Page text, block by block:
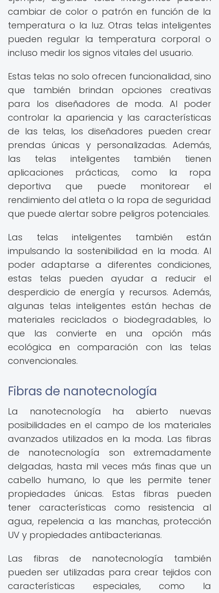
cambiar de color o patrón en función de la
temperatura o la luz. Otras telas inteligentes
pueden regular la temperatura corporal o
incluso medir los signos vitales del usuario.
Estas telas no solo ofrecen funcionalidad, sino
que también brindan opciones creativas
para los diseñadores de moda. Al poder
controlar la apariencia y las características
de las telas, los diseñadores pueden crear
prendas únicas y personalizadas. Además,
las telas inteligentes también tienen
aplicaciones prácticas, como la ropa
deportiva que puede monitorear el
rendimiento del atleta o la ropa de seguridad
que puede alertar sobre peligros potenciales.
Las telas inteligentes también están
impulsando la sostenibilidad en la moda. Al
poder adaptarse a diferentes condiciones,
estas telas pueden ayudar a reducir el
desperdicio de energía y recursos. Además,
algunas telas inteligentes están hechas de
materiales reciclados o biodegradables, lo
que las convierte en una opción más
ecológica en comparación con las telas
convencionales.
Fibras de nanotecnología
La nanotecnología ha abierto nuevas
posibilidades en el campo de los materiales
avanzados utilizados en la moda. Las fibras
de nanotecnología son extremadamente
delgadas, hasta mil veces más finas que un
cabello humano, lo que les permite tener
propiedades únicas. Estas fibras pueden
tener características como resistencia al
agua, repelencia a las manchas, protección
UV y propiedades antibacterianas.
Las fibras de nanotecnología también
pueden ser utilizadas para crear tejidos con
características especiales, como la